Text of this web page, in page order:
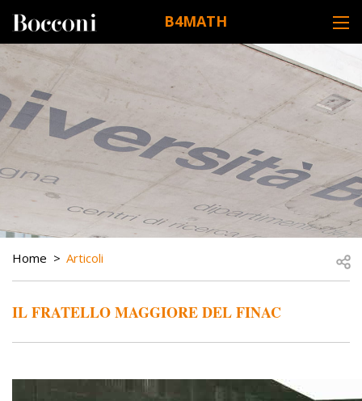
B4MATH
DESK NAVIGATION
BREADCRUMB
Home Articoli
IL FRATELLO MAGGIORE DEL FINAC